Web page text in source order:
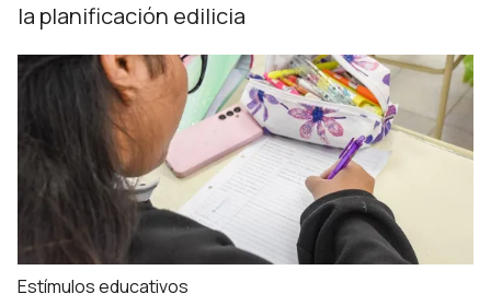
la planificación edilicia
Estímulos educativos